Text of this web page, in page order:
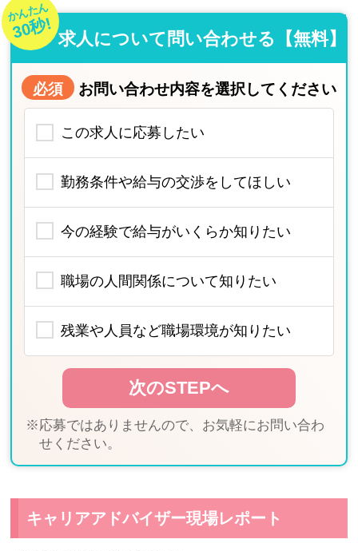
かんたん
30秒! 求人について問い合わせる【無料】
必須 お問い合わせ内容を選択してください
この求人に応募したい
勤務条件や給与の交渉をしてほしい
今の経験で給与がいくらか知りたい
職場の人間関係について知りたい
残業や人員など職場環境が知りたい
※応募ではありませんので、お気軽にお問い合わ
せください。
キャリアアドバイザー現場レポート